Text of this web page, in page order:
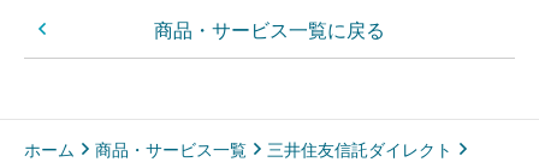
商品・サービス一覧に戻る
ホーム 商品・サービス一覧
三井住友信託ダイレクト